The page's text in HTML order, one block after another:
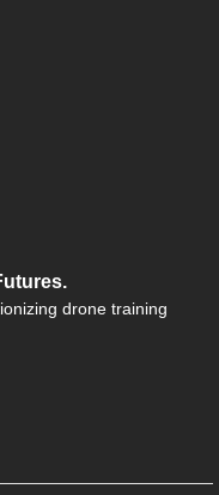
drone training